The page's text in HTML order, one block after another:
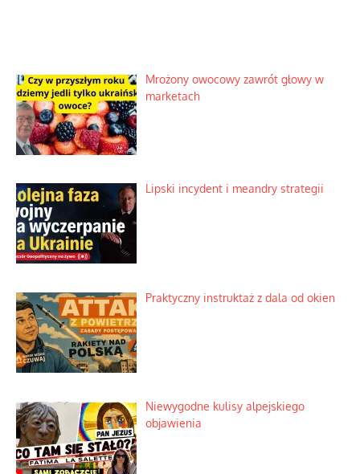
Mrożony owocowy zawrót głowy w
marketach
Lipski incydent i meandry strategii
Praktyczny instruktaż z dala od okien
Niewygodne kulisy alpejskiego
objawienia